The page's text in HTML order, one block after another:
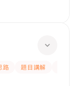
路 題目講解